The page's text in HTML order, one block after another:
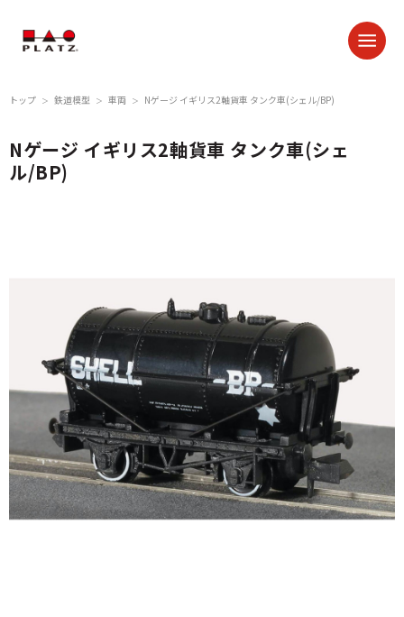
トップ ＞ 鉄道模型 ＞ 車両 ＞ Nゲージ イギリス2軸貨車 タンク車(シェル/BP)
Nゲージ イギリス2軸貨車 タンク車(シェ
ル/BP)